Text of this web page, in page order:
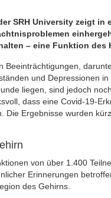
SRH University zeigt
– eine Funktion des
und Depressionen
liegen, sind jedoch
dass eine Covid-19-
Ergebnisse wurden
von über 1.400
Erinnerungen
des Gehirns.